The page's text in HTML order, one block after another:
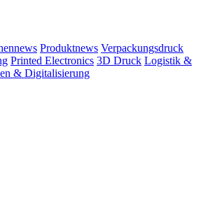
Produktnews Verpackungsdruck
Printed Electronics 3D Druck Logistik &
& Digitalisierung